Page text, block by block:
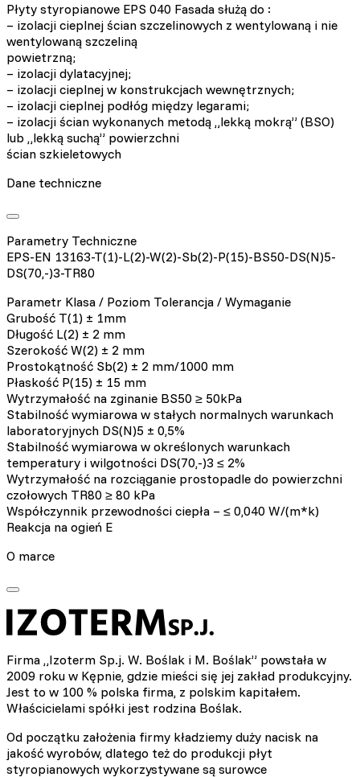
Płyty styropianowe EPS 040 Fasada służą do :
– izolacji cieplnej ścian szczelinowych z wentylowaną i nie
wentylowaną szczeliną
powietrzną;
– izolacji dylatacyjnej;
– izolacji cieplnej w konstrukcjach wewnętrznych;
– izolacji cieplnej podłóg między legarami;
– izolacji ścian wykonanych metodą „lekką mokrą” (BSO)
lub „lekką suchą” powierzchni
ścian szkieletowych
Dane techniczne
Parametry Techniczne
EPS-EN 13163-T(1)-L(2)-W(2)-Sb(2)-P(15)-BS50-DS(N)5-
DS(70,-)3-TR80
Parametr Klasa / Poziom Tolerancja / Wymaganie
Grubość T(1) ± 1mm
Długość L(2) ± 2 mm
Szerokość W(2) ± 2 mm
Prostokątność Sb(2) ± 2 mm/1000 mm
Płaskość P(15) ± 15 mm
Wytrzymałość na zginanie BS50 ≥ 50kPa
Stabilność wymiarowa w stałych normalnych warunkach
laboratoryjnych DS(N)5 ± 0,5%
Stabilność wymiarowa w określonych warunkach
temperatury i wilgotności DS(70,-)3 ≤ 2%
Wytrzymałość na rozciąganie prostopadle do powierzchni
czołowych TR80 ≥ 80 kPa
Współczynnik przewodności ciepła – ≤ 0,040 W/(m*k)
Reakcja na ogień E
O marce
Firma „Izoterm Sp.j. W. Boślak i M. Boślak” powstała w
2009 roku w Kępnie, gdzie mieści się jej zakład produkcyjny.
Jest to w 100 % polska firma, z polskim kapitałem.
Właścicielami spółki jest rodzina Boślak.
Od początku założenia firmy kładziemy duży nacisk na
jakość wyrobów, dlatego też do produkcji płyt
styropianowych wykorzystywane są surowce